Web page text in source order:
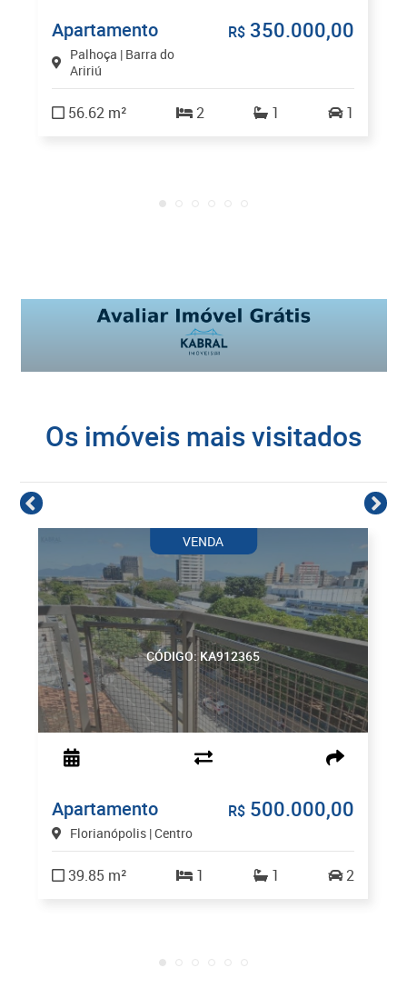
Apartamento
Palhoça | Barra do
Aririú
R$ 350.000,00
56.62 m² 2 1 1
Os imóveis mais visitados
CÓDIGO: KA912365
VENDA
Apartamento
Florianópolis | Centro
R$ 500.000,00
39.85 m² 1 1 2